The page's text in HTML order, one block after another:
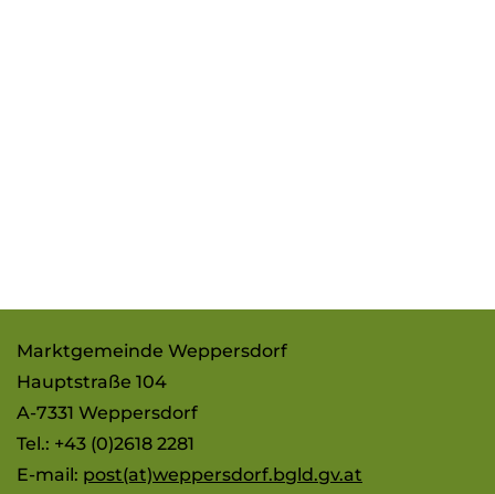
Marktgemeinde Weppersdorf
Hauptstraße 104
A-7331 Weppersdorf
Tel.: +43 (0)2618 2281
E-mail: post(at)weppersdorf.bgld.gv.at